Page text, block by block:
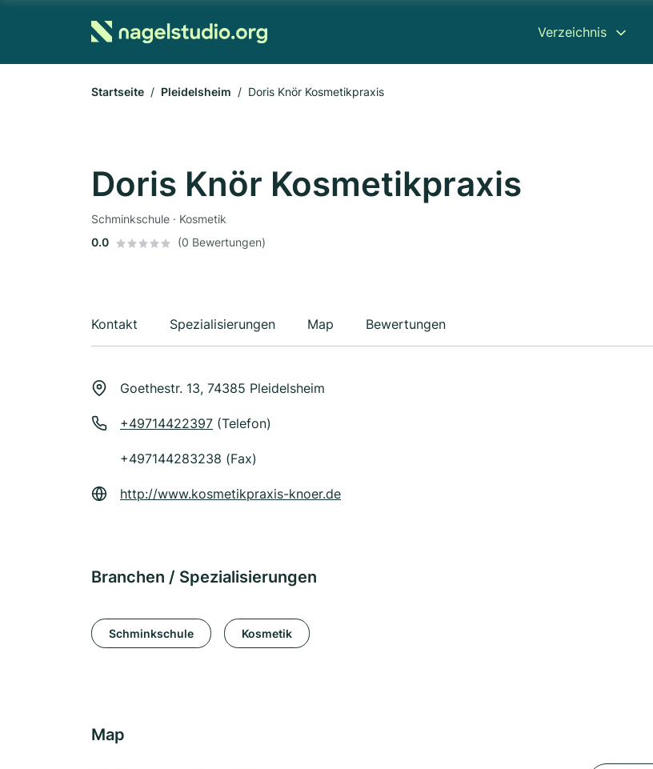
Verzeichnis
Startseite Pleidelsheim Doris Knör Kosmetikpraxis
Doris Knör Kosmetikpraxis
Schminkschule · Kosmetik
0.0
(0 Bewertungen)
Kontakt Spezialisierungen Map Bewertungen
Goethestr. 13, 74385 Pleidelsheim
+49714422397 (Telefon)
+497144283238 (Fax)
http://www.kosmetikpraxis-knoer.de
Branchen / Spezialisierungen
Schminkschule Kosmetik
Map